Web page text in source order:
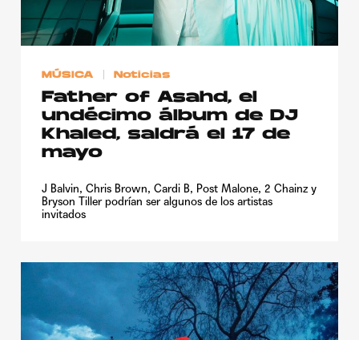
MÚSICA Noticias
Father of Asahd, el
undécimo álbum de DJ
Khaled, saldrá el 17 de
mayo
J Balvin, Chris Brown, Cardi B, Post Malone, 2 Chainz y
Bryson Tiller podrían ser algunos de los artistas
invitados